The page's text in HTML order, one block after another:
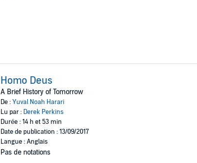
Homo Deus
A Brief History of Tomorrow
De :Yuval Noah Harari
Lu par : Derek Perkins
Durée : 14 h et 53 min
Date de publication : 13/09/2017
Langue : Anglais
Pas de notations